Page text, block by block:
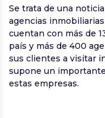
Se trata de una
agencias
cuentan con más de
país y más de 400
sus clientes a visitar
supone un
estas empresas.